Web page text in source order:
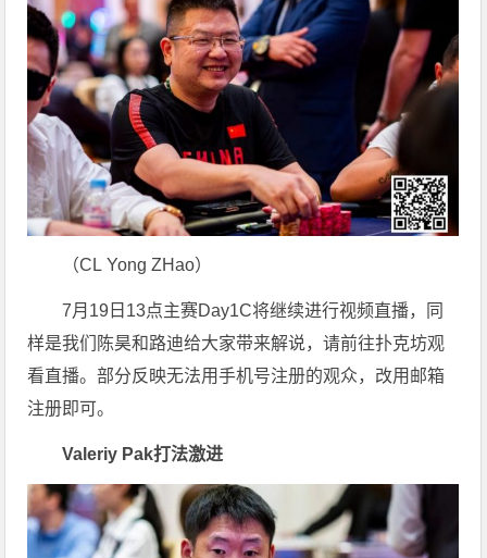
（CL Yong ZHao）
7月19日13点主赛Day1C将继续进行视频直播，同
样是我们陈昊和路迪给大家带来解说，请前往扑克坊观
看直播。部分反映无法用手机号注册的观众，改用邮箱
注册即可。
Valeriy Pak打法激进